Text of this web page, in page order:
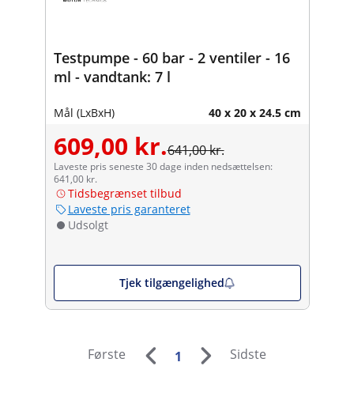
Testpumpe - 60 bar - 2 ventiler - 16
ml - vandtank: 7 l
Mål (LxBxH) 40 x 20 x 24.5 cm
609,00 kr.641,00 kr.
Laveste pris seneste 30 dage inden nedsættelsen:
641,00 kr.
Tidsbegrænset tilbud
Laveste pris garanteret
Udsolgt
Tjek tilgængelighed
Første 1 Sidste